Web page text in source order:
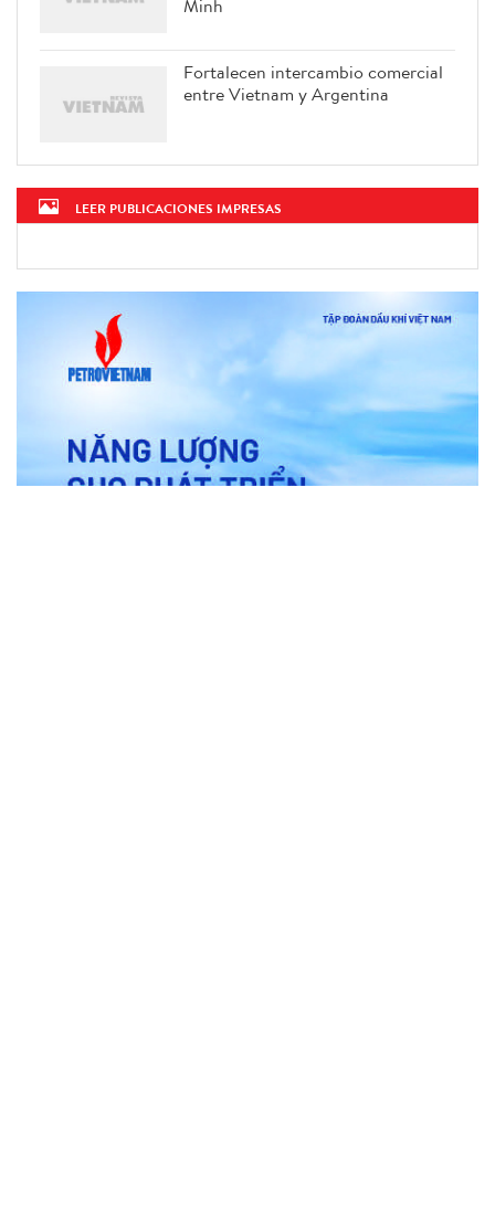
Minh
Fortalecen intercambio comercial
entre Vietnam y Argentina
LEER PUBLICACIONES IMPRESAS